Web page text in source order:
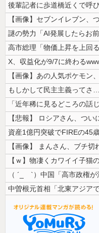
【画像】セブンイレブン、
X、収益化が9/7に終わる
【画像】あの人気ポケモン
もしかして民主主義ってさ…
【悲報】 ロシアさん、つ
【ｗ】物凄くカワイイ子猫
中曽根元首相「北東アジア